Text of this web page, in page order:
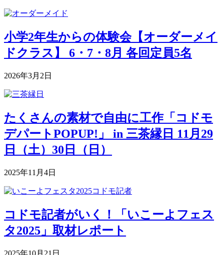
小学2年生からの体験会【オーダーメイ
ドクラス】 6・7・8月 各回定員5名
2026年3月2日
たくさんの素材で自由に工作「コドモ
デパートPOPUP!」 in 三茶縁日 11月29
日（土）30日（日）
2025年11月4日
コドモ記者がいく！「いこーよフェス
タ2025」取材レポート
2025年10月21日